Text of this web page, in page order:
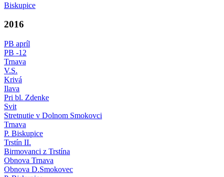
Biskupice
2016
PB apríl
PB -12
Trnava
V.S.
Krivá
Ilava
Pri bl. Zdenke
Svit
Stretnutie v Dolnom Smokovci
Trnava
P. Biskupice
Trstín II.
Birmovanci z Trstína
Obnova Trnava
Obnova D.Smokovec